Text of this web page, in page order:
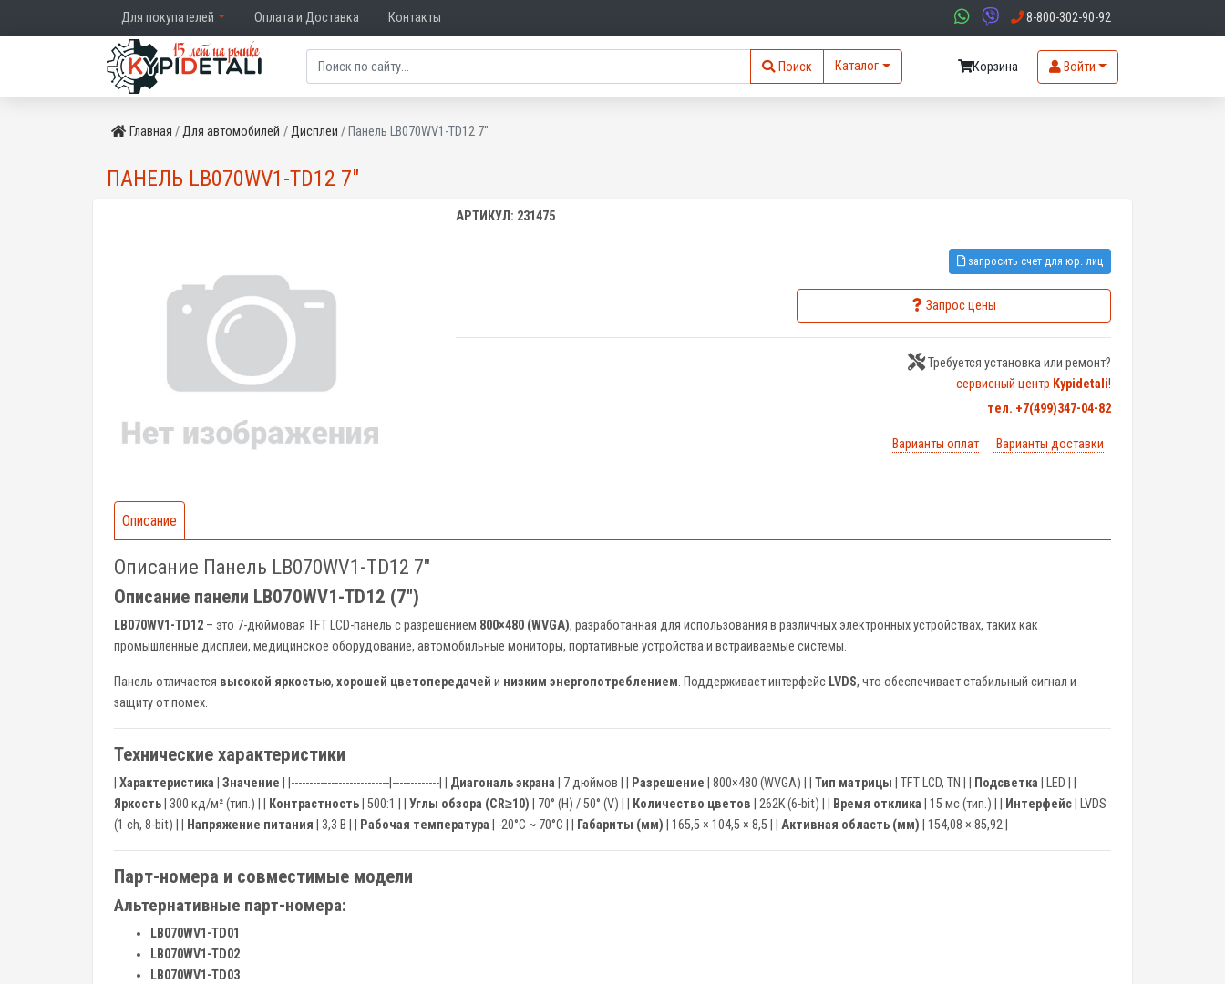
Для покупателей Оплата и Доставка Контакты 8-800-302-90-92
Поиск Каталог Корзина Войти
Главная Для автомобилей Дисплеи Панель LB070WV1-TD12 7"
ПАНЕЛЬ LB070WV1-TD12 7"
АРТИКУЛ: 231475
запросить счет для юр. лиц
Запрос цены
Требуется установка или ремонт?
сервисный центр Kypidetali!
тел. +7(499)347-04-82
Варианты оплат Варианты доставки
Описание
Описание Панель LB070WV1-TD12 7"
Описание панели LB070WV1-TD12 (7")
LB070WV1-TD12 – это 7-дюймовая TFT LCD-панель с разрешением 800×480 (WVGA), разработанная для использования в различных электронных устройствах, таких как
промышленные дисплеи, медицинское оборудование, автомобильные мониторы, портативные устройства и встраиваемые системы.
Панель отличается высокой яркостью, хорошей цветопередачей и низким энергопотреблением. Поддерживает интерфейс LVDS, что обеспечивает стабильный сигнал и
защиту от помех.
Технические характеристики
Характеристика Значение | |---------------------------|-------------| | Диагональ экрана | 7 дюймов | | Разрешение | 800×480 (WVGA) | | Тип матрицы | TFT LCD, TN | | Подсветка | LED | |
Яркость | 300 кд/м² (тип.) | | Контрастность | 500:1 | | Углы обзора (CR≥10) | 70° (H) / 50° (V) | | Количество цветов | 262K (6-bit) | | Время отклика | 15 мс (тип.) | | Интерфейс | LVDS
(1 ch, 8-bit) | |
Напряжение питания | 3,3 В | | Рабочая температура | -20°C ~ 70°C | | Габариты (мм) | 165,5 × 104,5 × 8,5 | | Активная область (мм) | 154,08 × 85,92 |
Парт-номера и совместимые модели
Альтернативные парт-номера:
LB070WV1-TD01
LB070WV1-TD02
LB070WV1-TD03